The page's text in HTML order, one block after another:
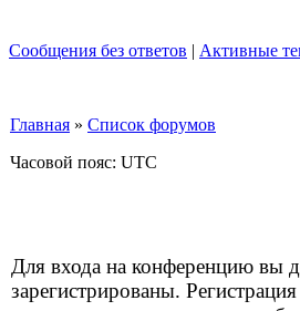
Сообщения без ответов | Активные
Главная » Список форумов
Часовой пояс: UTC
Для входа на конференцию вы
зарегистрированы.